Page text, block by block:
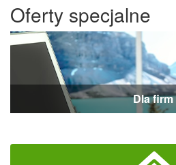
Oferty specjalne
Dla firm